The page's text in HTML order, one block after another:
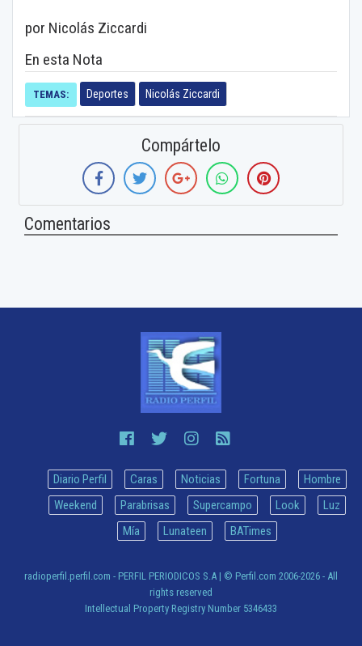
por Nicolás Ziccardi
En esta Nota
TEMAS: Deportes Nicolás Ziccardi
Compártelo
Comentarios
Diario Perfil Caras Noticias Fortuna
Hombre
Weekend
Parabrisas Supercampo Look
Luz
Mía
Lunateen BATimes
radioperfil.perfil.com - PERFIL PERIODICOS S.A | © Perfil.com 2006-2026 - All
rights reserved
Intellectual Property Registry Number 5346433